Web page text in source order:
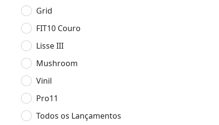
Grid
FIT10 Couro
Lisse III
Mushroom
Vinil
Pro11
Todos os Lançamentos